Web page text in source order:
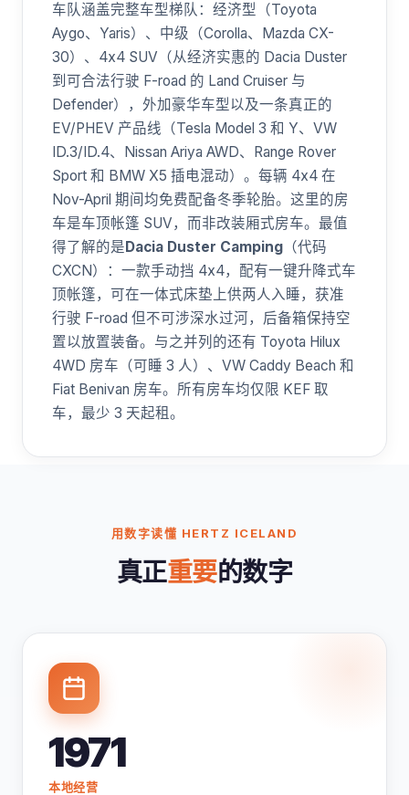
车队涵盖完整车型梯队：经济型（Toyota
Aygo、Yaris）、中级（Corolla、Mazda CX-
30）、4x4 SUV（从经济实惠的 Dacia Duster
到可合法行驶 F-road 的 Land Cruiser 与
Defender），外加豪华车型以及一条真正的
EV/PHEV 产品线（Tesla Model 3 和 Y、VW
ID.3/ID.4、Nissan Ariya AWD、Range Rover
Sport 和 BMW X5 插电混动）。每辆 4x4 在
Nov-April 期间均免费配备冬季轮胎。这里的房
车是车顶帐篷 SUV，而非改装厢式房车。最值
得了解的是Dacia Duster Camping （代码
CXCN）：一款手动挡 4x4，配有一键升降式车
顶帐篷，可在一体式床垫上供两人入睡，获准
行驶 F-road 但不可涉深水过河，后备箱保持空
置以放置装备。与之并列的还有 Toyota Hilux
4WD 房车（可睡 3 人）、VW Caddy Beach 和
Fiat Benivan 房车。所有房车均仅限 KEF 取
车，最少 3 天起租。
用数字读懂 HERTZ ICELAND
真正重要的数字
1971
本地经营